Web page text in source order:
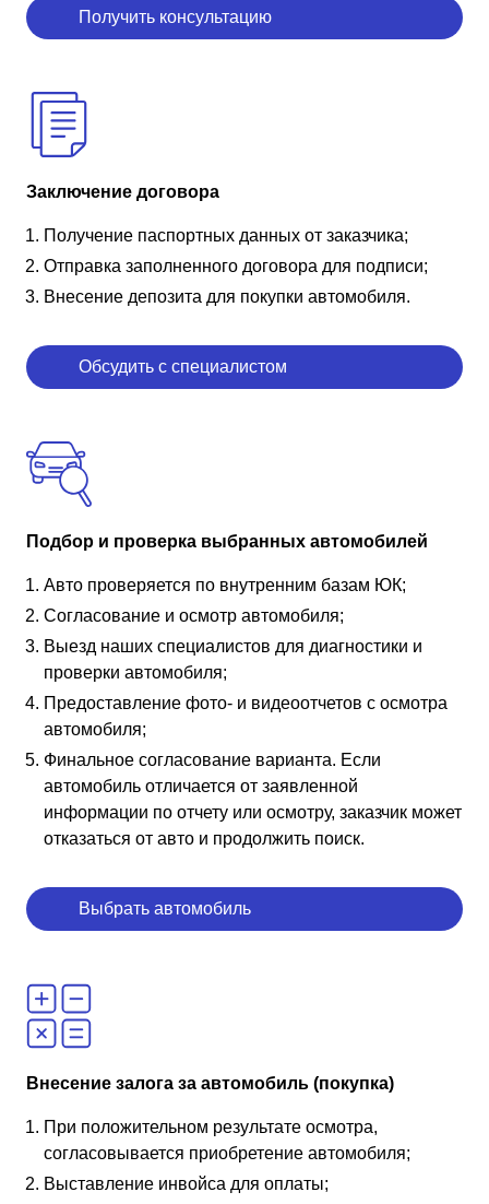
Получить консультацию
Заключение договора
Получение паспортных данных от заказчика;
Отправка заполненного договора для подписи;
Внесение депозита для покупки автомобиля.
Обсудить с специалистом
Подбор и проверка выбранных автомобилей
Авто проверяется по внутренним базам ЮК;
Согласование и осмотр автомобиля;
Выезд наших специалистов для диагностики и
проверки автомобиля;
Предоставление фото- и видеоотчетов с осмотра
автомобиля;
Финальное согласование варианта. Если
автомобиль отличается от заявленной
информации по отчету или осмотру, заказчик может
отказаться от авто и продолжить поиск.
Выбрать автомобиль
Внесение залога за автомобиль (покупка)
При положительном результате осмотра,
согласовывается приобретение автомобиля;
Выставление инвойса для оплаты;